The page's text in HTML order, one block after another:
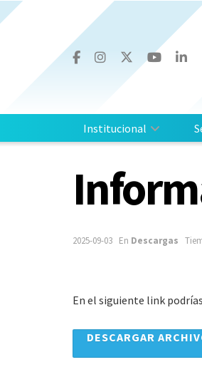
Institucional
2025-09-03 En Descargas
En el siguiente link
DESCARGAR